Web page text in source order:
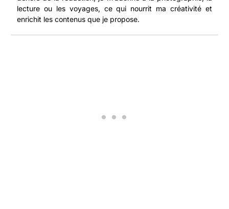
lecture ou les voyages, ce qui nourrit ma créativité et
enrichit les contenus que je propose.